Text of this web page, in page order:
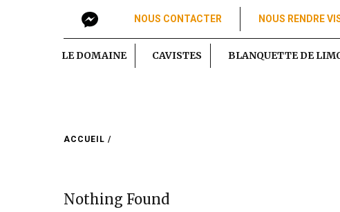
NOUS CONTACTER NOUS RENDRE
LE DOMAINE CAVISTES BLANQUETTE DE
ACCUEIL /
Nothing Found